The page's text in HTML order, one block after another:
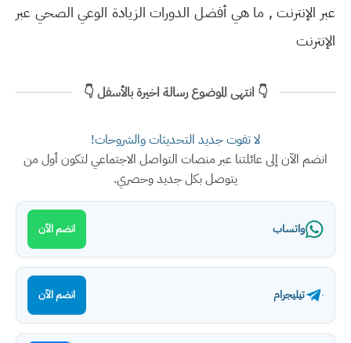
عبر الإنترنت , ما هي أفضل الدورات الزيادة الوعي الصحي عبر
الإنترنت
👇 انتهى الموضوع رسالة اخيرة بالأسفل 👇
لا تفوت جديد التحديثات والشروحات!
انضم الآن إلى عائلتنا عبر منصات التواصل الاجتماعي لتكون أول من
يتوصل بكل جديد وحصري.
واتساب انضم الآن
تيليجرام انضم الآن